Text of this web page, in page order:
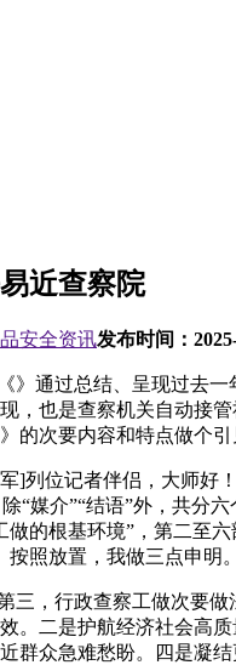
近查察院
安全资讯发布时间：
通过总结、呈现过去一
，也是查察机关自动接
的次要内容和特点做个引
位记者伴侣，大师好！
除“媒介”“结语”外，共分
做的根基环境”，第二至
按照放置，我做三点申明
，行政查察工做次要做
。二是护航经济社会高
群众急难愁盼。四是凝